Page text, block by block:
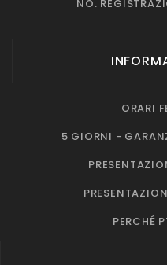
NO.
ORARI
5 GIORNI -
PERCHÉ